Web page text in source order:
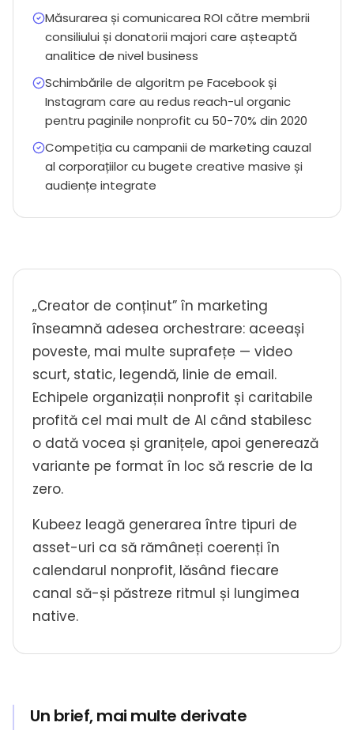
Măsurarea și comunicarea ROI către membrii
consiliului și donatorii majori care așteaptă
analitice de nivel business
Schimbările de algoritm pe Facebook și
Instagram care au redus reach-ul organic
pentru paginile nonprofit cu 50-70% din 2020
Competiția cu campanii de marketing cauzal
al corporațiilor cu bugete creative masive și
audiențe integrate
„Creator de conținut” în marketing
înseamnă adesea orchestrare: aceeași
poveste, mai multe suprafețe — video
scurt, static, legendă, linie de email.
Echipele organizații nonprofit și caritabile
profită cel mai mult de AI când stabilesc
o dată vocea și granițele, apoi generează
variante pe format în loc să rescrie de la
zero.
Kubeez leagă generarea între tipuri de
asset-uri ca să rămâneți coerenți în
calendarul nonprofit, lăsând fiecare
canal să-și păstreze ritmul și lungimea
native.
Un brief, mai multe derivate